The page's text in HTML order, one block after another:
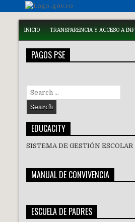
INICIO TRANSPARENCIA Y ACCESO A
PAGOS PSE
Search
for:
EDUCACITY
SISTEMA DE GESTIÓN ESCOLAR
MANUAL DE CONVIVENCIA
ESCUELA DE PADRES